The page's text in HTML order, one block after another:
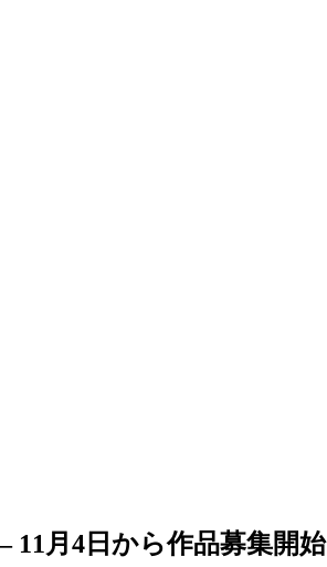
11月4日から作品募集開始